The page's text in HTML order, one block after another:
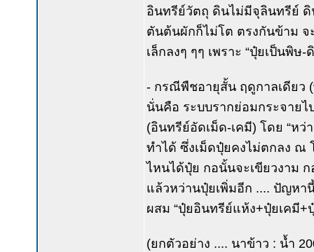
อินทรีย์วัตถุ ดินไม่มีจุลินทรีย์ ดิ
ตันต้นผักก็ไม่โต ตรงกันข้าม จ
เล็กลงๆ ๆๆ เพราะ “ปุ๋ยเป็นพิษ-
- กรณีพืชอายุสั้น ฤดูกาลเดียว
นั่นคือ ระบบรากย่อมกระจาย
(อินทรีย์อัดเม็ด-เคมี) โดย “หว่
ทำได้ ซึ่งเม็ดปุ๋ยคงไม่ตกลง ณ
ไหนได้ปุ๋ย กอนั้นจะเขียวงาม
แล้วหว่านปุ๋ยเพิ่มอีก .... ปัญหา
ผสม “ปุ๋ยอินทรีย์แห้ง+ปุ๋ยเคมี
(ยกตัวอย่าง .... นาข้าว : น้ำ